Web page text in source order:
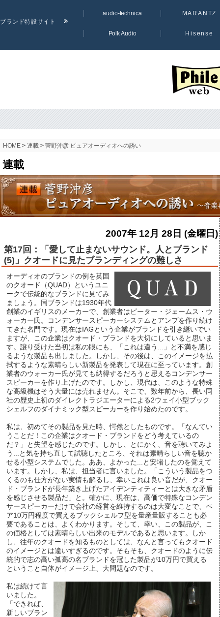
ブランド特設サイト
audio-technica MARANTZ
Polk Audio Hisense
PHILE WEB
HOME > 連載 > 菅野沖彦 ピュアオーディオへの誘い
連載
2007年 12月 28日 (金曜日)
第17回：「愛して止まないサウンド。人とブランド
(5)」クオードに見たブランディングの難しさ
オーディオのブランドの例を英国
のクオード（QUAD）というユニ
ークで伝統的なブランドに見てみ
ましょう。同ブランドは1930年代
創業のイギリスのメーカーで、創業者はピーター・ジェームス・ウ
ォーカー氏。コンデンサースピーカーシステムとアンプを作り続け
てきた名門です。現在はIAGという企業がブランドを引き継いでい
ますが、この企業はクオード・ブランドを大切にしていると思いま
す。譲り受けた当初は私の眼にも、「これは違う...」と不満を感じ
るような製品も出しました。しかし、その後は、このイメージを払
拭するような素晴らしい新製品を発表して現在に至っています。創
業者のウォーカー氏が見ても納得するだろうと思えるコンデンサー
スピーカーを作り上げたのです。しかし、現代は、このような特殊
な高級機はそう大量には売れません。そこで、数年前から、長い同
社の歴史上初のダイレクトラジエーターによる2ウェイ小型ブック
シェルフのダイナミック型スピーカーを作り始めたのです。
私は、初めてその製品を見た時、愕然としたものです。「なんてい
うことだ！この企業はクオード・ブランドをどう考えているの
だ？」と失望を感じたのです。しかし、とにかく、音を聴いてみよ
う...と気を持ち直して試聴したところ、それは素晴らしい音を聴か
せる小型システムでした。ああ、よかった...と安堵したのを覚えて
います。しかし、私は、担当者に言いました。「こういう製品をつ
くるのも仕方がない実情も解るし、幸いこれは良い音だが、クオー
ド・ブランドが長年築き上げたアイデンティティーとは大きな矛盾
を感じさせる製品だ」と。確かに、現在は、高価で特殊なコンデン
サースピーカーだけで会社の経営を維持するのは大変なことで、ペ
ア10万円程度で買えるブックシェルフ型を量産量販することも必
要であることは、よくわかります。そして、幸い、この製品が、こ
の価格としては素晴らしい出来のモデルであると思います。しか
し、往年のクオードを知るものとしては、なんと言ってもクオード
のイメージとは違いすぎるのです。そもそも、クオードのように伝
統的で志の高い孤高の名ブランドを冠した製品が10万円で買える
ということ自体がイメージ上、大問題なのです。
私は続けて言
いました。
「できれば、
新しいブラン